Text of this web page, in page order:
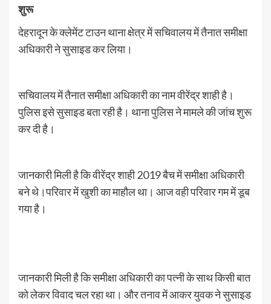
शुरू
देहरादून के क्लेमेंट टाउन थाना क्षेत्र में सचिवालय में तैनात समीक्षा
अधिकारी ने सुसाइड कर लिया।
सचिवालय में तैनात समीक्षा अधिकारी का नाम वीरेंद्र शाही है‌।
पुलिस इसे सुसाइड बता रही है। थाना पुलिस ने मामले की जांच शुरू
कर दी है।
जानकारी मिली है कि वीरेंद्र शाही 2019 बैच में समीक्षा अधिकारी
बने थे।परिवार में खुशी का माहौल था। आज वही परिवार गम में डूब
गया है।
जानकारी मिली है कि समीक्षा अधिकारी का पत्नी के साथ किसी बात
को लेकर विवाद चल रहा था। और तनाव में आकर युवक ने सुसाइड